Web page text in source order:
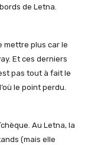
de Letna.
mettre plus car le
Et ces derniers
pas tout à fait le
le point perdu.
Au Letna, la
(mais elle